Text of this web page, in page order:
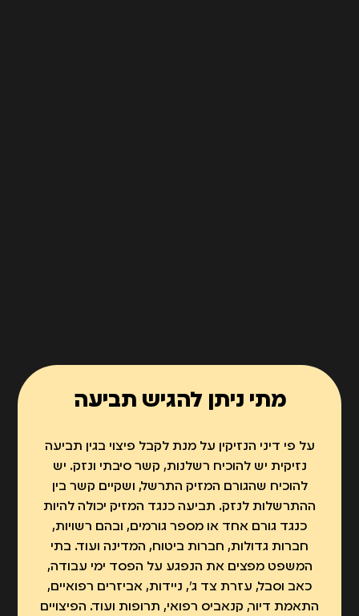
מתי ניתן להגיש תביעה
על פי דיני הנזיקין על מנת לקבל פיצוי בגין תביעה
נזיקית יש להוכיח רשלנות, קשר סיבתי ונזק. יש
להוכיח שהגורם המזיק התרשל, ושקיים קשר בין
ההתרשלות לנזק. תביעה כנגד המזיק יכולה להיות
כנגד גורם אחד או מספר גורמים, ובהם רשויות,
חברות גדולות, חברות ביטוח, המדינה ועוד. בתי
המשפט מפצים את הנפגע על הפסד ימי עבודה,
כאב וסבל, עזרת צד ג', ניידות, אביזרים רפואיים,
התאמת דיור, קנאביס רפואי, תרופות ועוד. הפיצויים